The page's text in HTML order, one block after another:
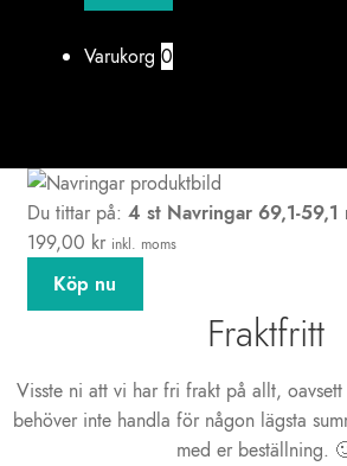
Varukorg 0
Du tittar på: 4 st Navringar 69,1-59,1
199,00 kr inkl. moms
Köp nu
Fraktfritt
Visste ni att vi har fri frakt på allt,
behöver inte handla för någon lägsta
med er beställning.